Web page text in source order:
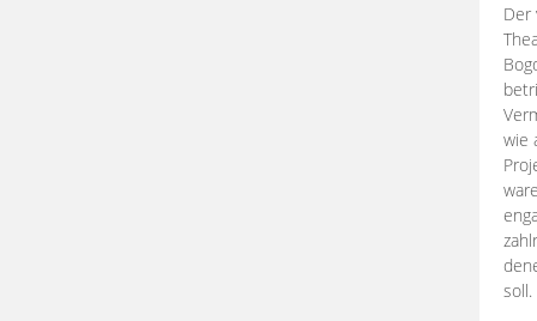
Der
wie
zahlr
soll.